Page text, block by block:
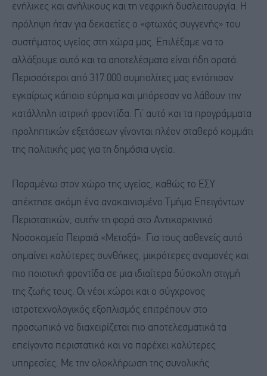
ενήλικες και ανήλικους και τη νεφρική δυσλειτουργία. Η
πρόληψη ήταν για δεκαετίες ο «φτωχός συγγενής» του
συστήματος υγείας στη χώρα μας. Επιλέξαμε να το
αλλάξουμε αυτό και τα αποτελέσματα είναι ήδη ορατά.
Περισσότεροι από 317.000 συμπολίτες μας εντόπισαν
εγκαίρως κάποιο εύρημα και μπόρεσαν να λάβουν την
κατάλληλη ιατρική φροντίδα. Γι’ αυτό και τα προγράμματα
προληπτικών εξετάσεων γίνονται πλέον σταθερό κομμάτι
της πολιτικής μας για τη δημόσια υγεία.
Παραμένω στον χώρο της υγείας, καθώς το ΕΣΥ
απέκτησε ακόμη ένα ανακαινισμένο Τμήμα Επειγόντων
Περιστατικών, αυτήν τη φορά στο Αντικαρκινικό
Νοσοκομείο Πειραιά «Μεταξά». Για τους ασθενείς αυτό
σημαίνει καλύτερες συνθήκες, μικρότερες αναμονές και
πιο ποιοτική φροντίδα σε μια ιδιαίτερα δύσκολη στιγμή
της ζωής τους. Οι νέοι χώροι και ο σύγχρονος
ιατροτεχνολογικός εξοπλισμός επιτρέπουν στο
προσωπικό να διαχειρίζεται πιο αποτελεσματικά τα
επείγοντα περιστατικά και να παρέχει καλύτερες
υπηρεσίες. Με την ολοκλήρωση της συνολικής